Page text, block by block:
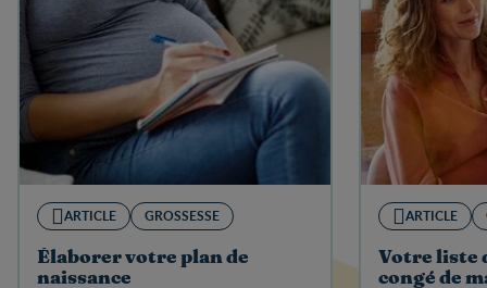
ARTICLE GROSSESSE
Élaborer votre plan de
naissance
ARTICLE
Votre liste
congé de